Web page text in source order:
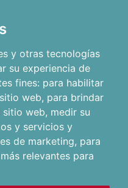
y otras tecnologías
su experiencia de
fines: para habilitar
web, para brindar
sitio web, medir su
y servicios y
de marketing, para
relevantes para